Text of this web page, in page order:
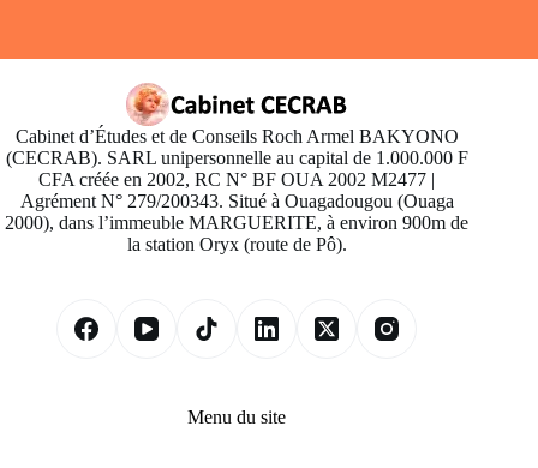
Cabinet d’Études et de Conseils Roch Armel BAKYONO
(CECRAB). SARL unipersonnelle au capital de 1.000.000 F
CFA créée en 2002, RC N° BF OUA 2002 M2477 |
Agrément N° 279/200343. Situé à Ouagadougou (Ouaga
2000), dans l’immeuble MARGUERITE, à environ 900m de
la station Oryx (route de Pô).
Menu du site